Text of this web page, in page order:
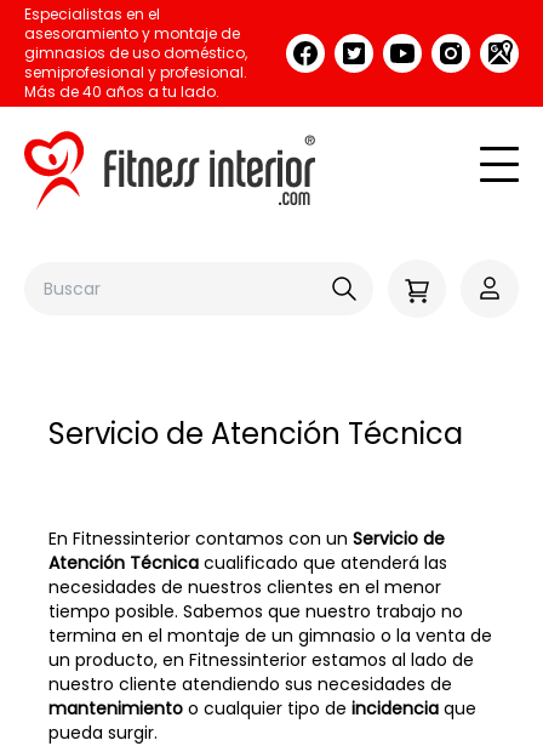
Especialistas en el
asesoramiento y montaje de
gimnasios de uso doméstico,
semiprofesional y profesional.
Más de 40 años a tu lado.
Servicio de Atención Técnica
En Fitnessinterior contamos con un Servicio de
Atención Técnica cualificado que atenderá las
necesidades de nuestros clientes en el menor
tiempo posible. Sabemos que nuestro trabajo no
termina en el montaje de un gimnasio o la venta de
un producto, en Fitnessinterior estamos al lado de
nuestro cliente atendiendo sus necesidades de
mantenimiento o cualquier tipo de incidencia que
pueda surgir.